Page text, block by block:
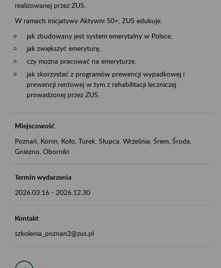
realizowanej przez ZUS.
W ramach inicjatywy Aktywni 50+, ZUS edukuje:
jak zbudowany jest system emerytalny w Polsce,
jak zwiększyć emeryturę,
czy można pracować na emeryturze,
jak skorzystać z programów prewencji wypadkowej i
prewencji rentowej w tym z rehabilitacji leczniczej
prowadzonej przez ZUS.
Miejscowość
Poznań, Konin, Koło, Turek, Słupca, Września, Śrem, Środa,
Gniezno, Oborniki
Termin wydarzenia
2026.03.16 - 2026.12.30
Kontakt
szkolenia_poznan2@zus.pl